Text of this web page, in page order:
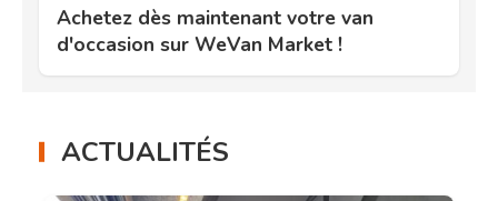
Achetez dès maintenant votre van
d'occasion sur WeVan Market !
ACTUALITÉS